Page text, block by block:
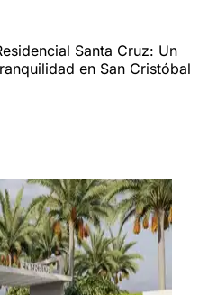
Santa Cruz: Un
en San Cristóbal